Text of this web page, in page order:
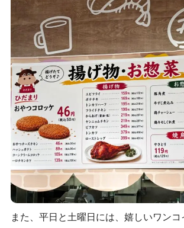
また、平日と土曜日には、嬉しいワン